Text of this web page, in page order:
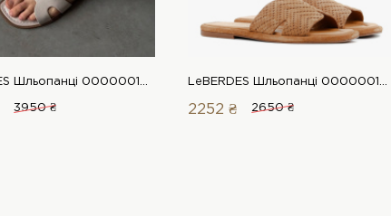
LeBERDES Шльопанці 00000018372 1 Магазин взуття “Favorite Shoes”
3950 ₴
LeBERDES Шльопанці 00000019873 1 Магазин взуття “Favorite Shoes”
2252 ₴ 2650 ₴